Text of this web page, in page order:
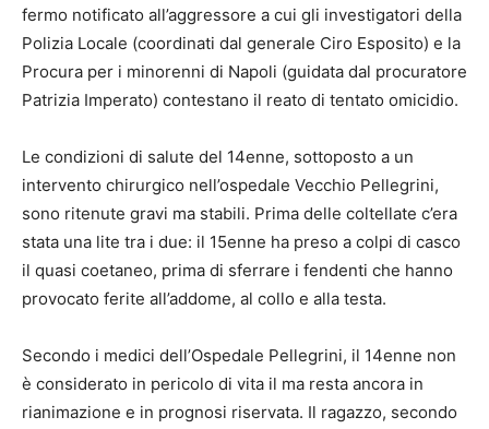
fermo notificato all’aggressore a cui gli investigatori della
Polizia Locale (coordinati dal generale Ciro Esposito) e la
Procura per i minorenni di Napoli (guidata dal procuratore
Patrizia Imperato) contestano il reato di tentato omicidio.
Le condizioni di salute del 14enne, sottoposto a un
intervento chirurgico nell’ospedale Vecchio Pellegrini,
sono ritenute gravi ma stabili. Prima delle coltellate c’era
stata una lite tra i due: il 15enne ha preso a colpi di casco
il quasi coetaneo, prima di sferrare i fendenti che hanno
provocato ferite all’addome, al collo e alla testa.
Secondo i medici dell’Ospedale Pellegrini, il 14enne non
è considerato in pericolo di vita il ma resta ancora in
rianimazione e in prognosi riservata. Il ragazzo, secondo